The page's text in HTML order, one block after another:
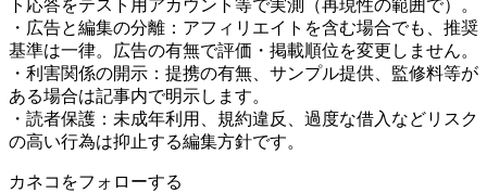
ト応答をテスト用アカウント等で実測（再現性の範囲で）。
・広告と編集の分離：アフィリエイトを含む場合でも、推奨
基準は一律。広告の有無で評価・掲載順位を変更しません。
・利害関係の開示：提携の有無、サンプル提供、監修料等が
ある場合は記事内で明示します。
・読者保護：未成年利用、規約違反、過度な借入などリスク
の高い行為は抑止する編集方針です。
カネコをフォローする